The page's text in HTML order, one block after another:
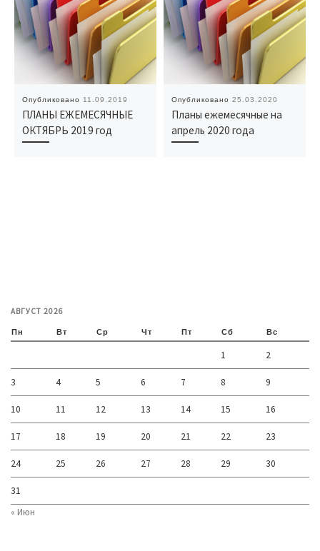
Опубликовано 11.09.2019
ПЛАНЫ ЕЖЕМЕСЯЧНЫЕ
ОКТЯБРЬ 2019 год
Опубликовано 25.03.2020
Планы ежемесячные на
апрель 2020 года
АВГУСТ 2026
Пн Вт Ср Чт Пт Сб Вс
1 2
3 4 5 6 7 8 9
10 11 12 13 14 15 16
17 18 19 20 21 22 23
24 25 26 27 28 29 30
31
« Июн